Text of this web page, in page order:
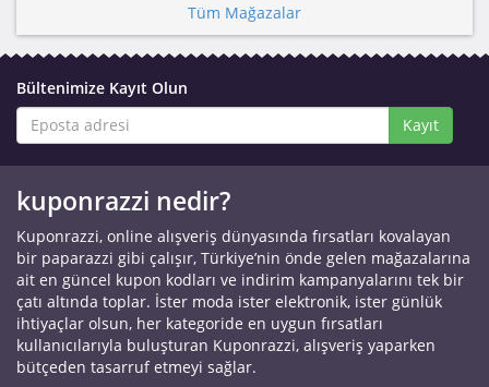
Tüm Mağazalar
Bültenimize Kayıt Olun
Kayıt
kuponrazzi nedir?
Kuponrazzi, online alışveriş dünyasında fırsatları kovalayan
bir paparazzi gibi çalışır, Türkiye’nin önde gelen mağazalarına
ait en güncel kupon kodları ve indirim kampanyalarını tek bir
çatı altında toplar. İster moda ister elektronik, ister günlük
ihtiyaçlar olsun, her kategoride en uygun fırsatları
kullanıcılarıyla buluşturan Kuponrazzi, alışveriş yaparken
bütçeden tasarruf etmeyi sağlar.